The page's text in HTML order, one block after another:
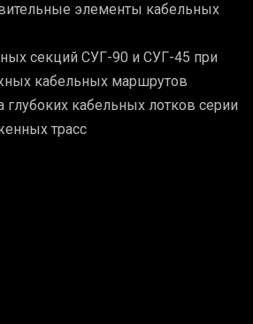
элементы кабельных
секций СУГ-90 и СУГ-45 при
кабельных маршрутов
кабельных лотков серии
трасс